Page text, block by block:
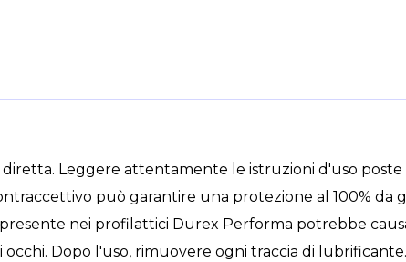
Leggere attentamente le istruzioni d'uso
può garantire una protezione al 100% da
nei profilattici Durex Performa potrebbe
Dopo l'uso, rimuovere ogni traccia di lubrificante.